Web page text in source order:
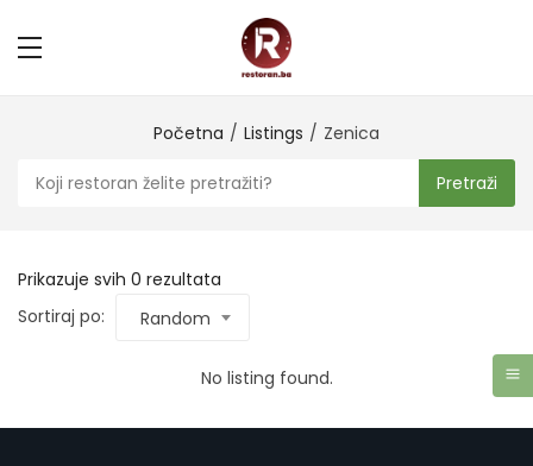
Početna Listings Zenica
Pretraži
Prikazuje svih 0 rezultata
Sortiraj po:
Random
No listing found.